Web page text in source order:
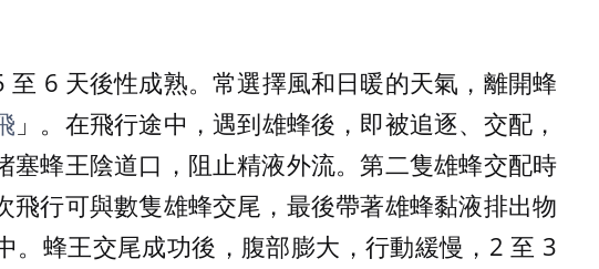
6 天後性成熟。常選擇風和日暖的天氣，離開蜂
」。在飛行途中，遇到雄蜂後，即被追逐、交配，
塞蜂王陰道口，阻止精液外流。第二隻雄蜂交配時
飛行可與數隻雄蜂交尾，最後帶著雄蜂黏液排出物
。蜂王交尾成功後，腹部膨大，行動緩慢，2 至 3